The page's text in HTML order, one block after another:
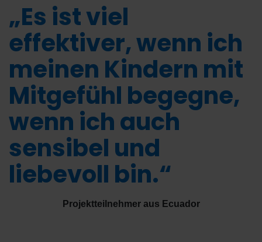
„Es ist viel
effektiver, wenn ich
meinen Kindern mit
Mitgefühl begegne,
wenn ich auch
sensibel und
liebevoll bin.“
Projektteilnehmer aus Ecuador